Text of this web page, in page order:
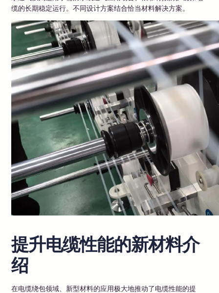
缆的长期稳定运行。不同设计方案结合恰当材料解决方案。
提升电缆性能的新材料介
绍
在电缆绕包领域、新型材料的应用极大地推动了电缆性能的提